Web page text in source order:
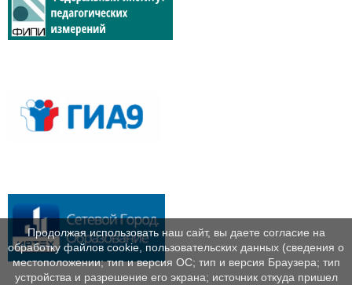
Продолжая использовать наш сайт, вы даете согласие на
обработку файлов cookie, пользовательских данных (сведения о
местоположении; тип и версия ОС; тип и версия Браузера; тип
устройства и разрешение его экрана; источник откуда пришел